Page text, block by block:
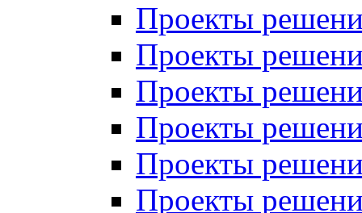
Проекты
Проекты
Проекты
Проекты
Проекты
Проекты